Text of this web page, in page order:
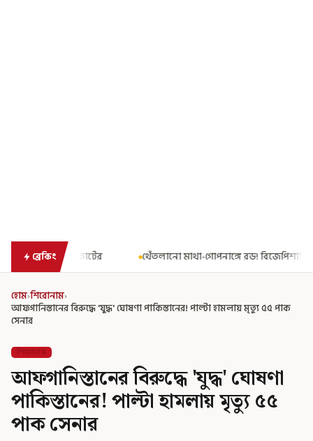
ব্রেকিং
থেঁতলানো মাথা-গোপনাঙ্গে রড! বিজেপিশাসিত অসমে নাবালিকার নৃশংস
হোম›শিরোনাম›
আফগানিস্তানের বিরুদ্ধে 'যুদ্ধ' ঘোষণা পাকিস্তানের! পাল্টা হামলায় মৃত্যু ৫৫ পাক
সেনার
শিরোনাম
আফগানিস্তানের বিরুদ্ধে 'যুদ্ধ' ঘোষণা
পাকিস্তানের! পাল্টা হামলায় মৃত্যু ৫৫
পাক সেনার